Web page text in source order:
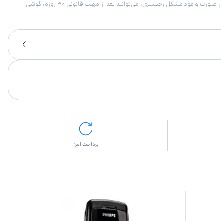
امکان برگشت کالا در گروه موبایل با دلیل “انصراف از خرید“ تنها در صورتی مورد قبول است که پلمب کالا باز نشده باشد. تمام گوشی‌های جی‌اس‌ام ضمانت رجیستری دارند. در صورت وجود مشکل رجیستری، می‌توانید بعد از مهلت قانونی ۳۰ روزه، گوشی
پرداخت امن